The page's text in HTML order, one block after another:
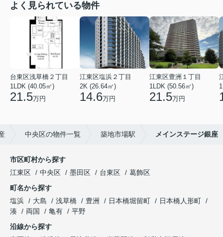
よく見られている物件
台東区浅草橋２丁目
1LDK (40.05㎡)
21.5万円
江東区塩浜２丁目
2K (26.64㎡)
14.6万円
江東区豊洲１丁目
1LDK (50.56㎡)
21.5万円
中央区の物件一覧 築地市場駅 メインステージ銀座
市区町村から探す
江東区
中央区 墨田区 台東区
葛飾区
町名から探す
塩浜
大島 浅草橋 豊洲 日本橋堀留町
日本橋人形町
湊
両国 亀有
平野
沿線から探す